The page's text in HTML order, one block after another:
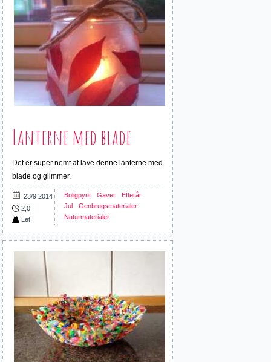
Lanterne med blade
Det er super nemt at lave denne lanterne med
blade og glimmer.
23/9 2014
2,0
Let
Boligpynt Gaver
Efterår
Jul
Genbrugsmaterialer
Naturmaterialer